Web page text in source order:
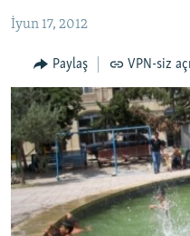
Axtarışa
keçFƏRQƏ BAX
QANUNI DOĞRU
ARAŞDIRMA
MULTIMEDIA
VIDEO
FOTOQALEREYA
İNFOQRAFIKA
RADIO ARXIV
OXU ZALI
AZƏRBAYCAN ƏDƏBIYYATI
HAQQIMIZDA
MISSIYAMIZ
İyun 17, 2012
Paylaş VPN-siz